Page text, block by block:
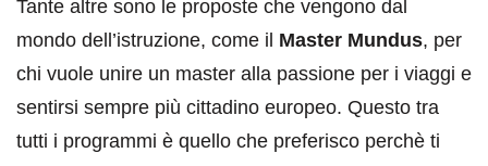
Tante altre sono le proposte che vengono dal
mondo dell’istruzione, come il Master Mundus, per
chi vuole unire un master alla passione per i viaggi e
sentirsi sempre più cittadino europeo. Questo tra
tutti i programmi è quello che preferisco perchè ti